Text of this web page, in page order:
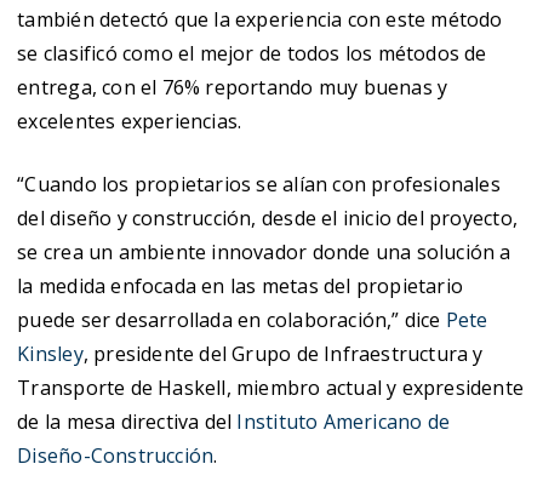
también detectó que la experiencia con este método
se clasificó como el mejor de todos los métodos de
entrega, con el 76% reportando muy buenas y
excelentes experiencias.
“Cuando los propietarios se alían con profesionales
del diseño y construcción, desde el inicio del proyecto,
se crea un ambiente innovador donde una solución a
la medida enfocada en las metas del propietario
puede ser desarrollada en colaboración,” dice Pete
Kinsley, presidente del Grupo de Infraestructura y
Transporte de Haskell, miembro actual y expresidente
de la mesa directiva del Instituto Americano de
Diseño-Construcción.